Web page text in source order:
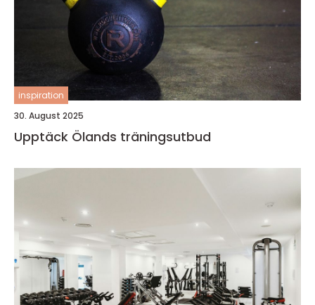
inspiration
30. August 2025
Upptäck Ölands träningsutbud